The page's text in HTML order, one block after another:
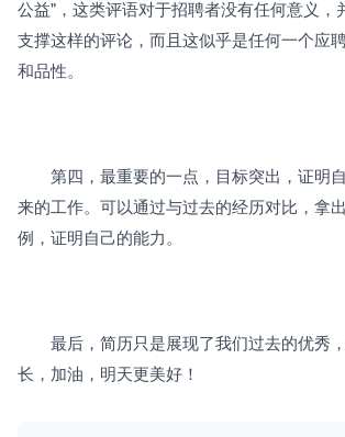
公益"，这类评语对于招聘者没有任何意义，
支撑这样的评论，而且这似乎是任何一个应
和品性。
第四，最重要的一点，目标突出，证明
来的工作。可以通过与过去的经历对比，拿
例，证明自己的能力。
最后，简历只是展现了我们过去的优秀
长，加油，明天更美好！